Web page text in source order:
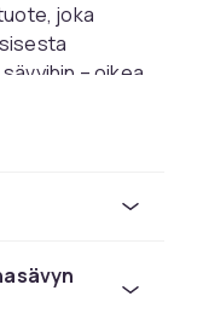
joka
– oikea
tunnetuilta
satiini –
sinulle?